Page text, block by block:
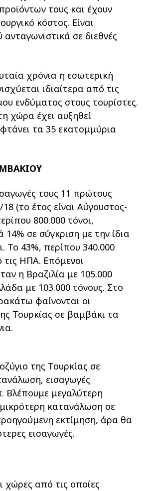
τους και έχουν
κόστος. Είναι
σε διεθνές
χρόνια η εσωτερική
ιδιαίτερα από τις
ενδύματος στους τουρίστες.
χώρα έχει αυξηθεί
τα 35 εκατομμύρια
τους 11 πρώτους
(το έτος είναι Αύγουστος-
800.000 τόνοι,
14% σε σύγκριση με την ίδια
Το 43%, περίπου 340.000
τις ΗΠΑ. Επόμενοι
η Βραζιλία με 105.000
με 103.000 τόνους. Στο
φαίνονται οι
Τουρκίας σε βαμβάκι τα
της Τουρκίας σε
εισαγωγές
Βλέπουμε μεγαλύτερη
κατανάλωση σε
εκτίμηση, άρα θα
εισαγωγές.
χώρες από τις οποίες